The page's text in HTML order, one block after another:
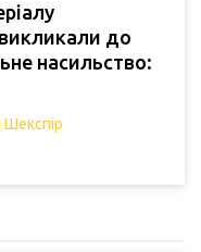
до
насильство:
Шекспір